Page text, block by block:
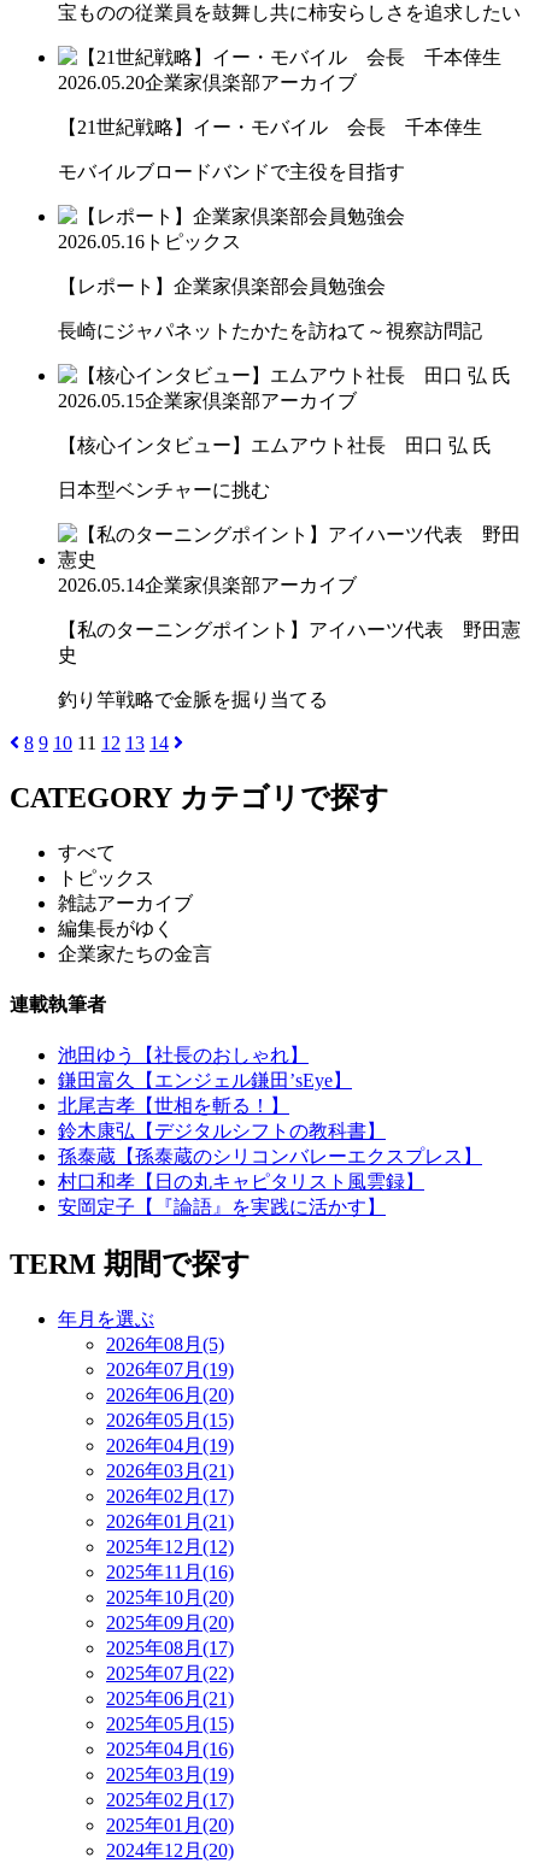
宝ものの従業員を鼓舞し共に柿安らしさを追求したい
2026.05.20企業家倶楽部アーカイブ
【21世紀戦略】イー・モバイル 会長 千本倖生
モバイルブロードバンドで主役を目指す
2026.05.16 トピックス
【レポート】企業家倶楽部会員勉強会
長崎にジャパネットたかたを訪ねて～視察訪問記
2026.05.15企業家倶楽部アーカイブ
【核心インタビュー】エムアウト社長 田口 弘 氏
日本型ベンチャーに挑む
2026.05.14企業家倶楽部アーカイブ
【私のターニングポイント】アイハーツ代表 野田憲
史
釣り竿戦略で金脈を掘り当てる
8 9 10 11 12 13 14
CATEGORY カテゴリで探す
すべて
トピックス
雑誌アーカイブ
編集長がゆく
企業家たちの金言
連載執筆者
池田ゆう【社長のおしゃれ】
鎌田富久【エンジェル鎌田’sEye】
北尾吉孝【世相を斬る！】
鈴木康弘【デジタルシフトの教科書】
孫泰蔵【孫泰蔵のシリコンバレーエクスプレス】
村口和孝【日の丸キャピタリスト風雲録】
安岡定子【『論語』を実践に活かす】
TERM 期間で探す
年月を選ぶ
2026年08月(5)
2026年07月(19)
2026年06月(20)
2026年05月(15)
2026年04月(19)
2026年03月(21)
2026年02月(17)
2026年01月(21)
2025年12月(12)
2025年11月(16)
2025年10月(20)
2025年09月(20)
2025年08月(17)
2025年07月(22)
2025年06月(21)
2025年05月(15)
2025年04月(16)
2025年03月(19)
2025年02月(17)
2025年01月(20)
2024年12月(20)